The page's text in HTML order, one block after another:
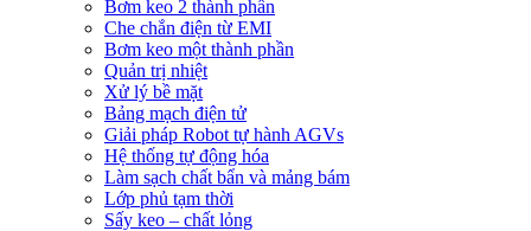
Bơm keo 2 thành phần
Che chắn điện từ EMI
Bơm keo một thành phần
Quản trị nhiệt
Xử lý bề mặt
Bảng mạch điện tử
Giải pháp Robot tự hành AGVs
Hệ thống tự động hóa
Làm sạch chất bẩn và mảng bám
Lớp phủ tạm thời
Sấy keo – chất lỏng